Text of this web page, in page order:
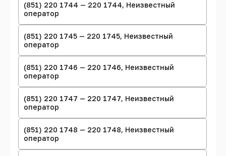
(851) 220 1744 — 220 1744, Неизвестный
оператор
(851) 220 1745 — 220 1745, Неизвестный
оператор
(851) 220 1746 — 220 1746, Неизвестный
оператор
(851) 220 1747 — 220 1747, Неизвестный
оператор
(851) 220 1748 — 220 1748, Неизвестный
оператор